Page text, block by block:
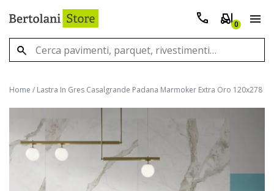
0
Home / Lastra In Gres Casalgrande Padana Marmoker Extra Oro 120x278